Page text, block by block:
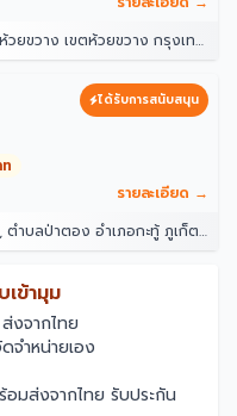
ขตห้วยขวาง กรุงเทพมหานคร 10310
ได้รับการสนับสนุน
รายละเอียด →
ภูเก็ต 83150 โรงแรมอินโดจีนรีสอร์ท - ตาลิมารีสอร์ท
ข้ามุม
งจากไทย
จำหน่ายเอง
อมส่งจากไทย รับประกัน